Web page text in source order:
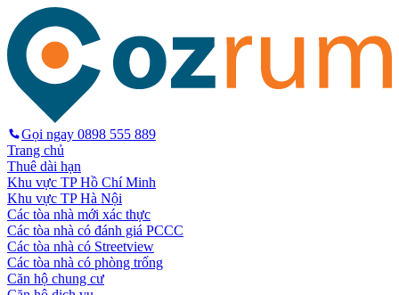
Gọi ngay 0898 555 889
Trang chủ
Thuê dài hạn
Khu vực TP Hồ Chí Minh
Khu vực TP Hà Nội
Các tòa nhà mới xác thực
Các tòa nhà có đánh giá PCCC
Các tòa nhà có Streetview
Các tòa nhà có phòng trống
Căn hộ chung cư